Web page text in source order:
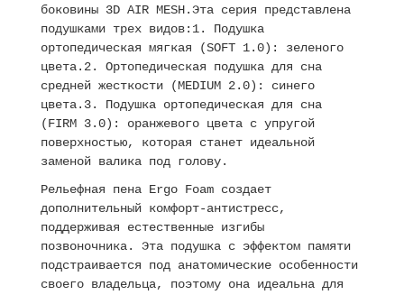
боковины 3D AIR MESH.Эта серия представлена
подушками трех видов:1. Подушка
ортопедическая мягкая (SOFT 1.0): зеленого
цвета.2. Ортопедическая подушка для сна
средней жесткости (MEDIUM 2.0): синего
цвета.3. Подушка ортопедическая для сна
(FIRM 3.0): оранжевого цвета с упругой
поверхностью, которая станет идеальной
заменой валика под голову.
Рельефная пена Ergo Foam создает
дополнительный комфорт-антистресс,
поддерживая естественные изгибы
позвоночника. Эта подушка с эффектом памяти
подстраивается под анатомические особенности
своего владельца, поэтому она идеальна для